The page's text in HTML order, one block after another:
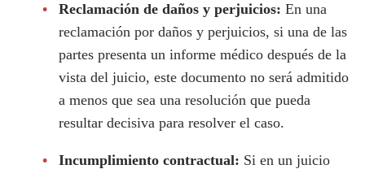
Reclamación de daños y perjuicios: En una
reclamación por daños y perjuicios, si una de las
partes presenta un informe médico después de la
vista del juicio, este documento no será admitido
a menos que sea una resolución que pueda
resultar decisiva para resolver el caso.
Incumplimiento contractual: Si en un juicio